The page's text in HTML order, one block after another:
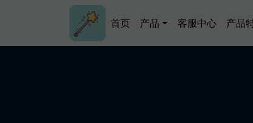
Main navigation
首页 产品 客服中心 产品